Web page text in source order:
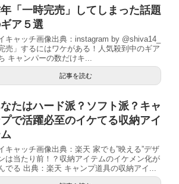
年「一時完売」してしまった話題
ア５選
キャッチ画像出典：instagram by @shiva14_
完売」するにはワケがある！人気殺到中のギア
キャンパーの数だけキ...
記事を読む
たはハード派？ソフト派？キャ
で活躍必至のイケてる収納アイ
キャッチ画像出典：楽天 家でも”映える”デザ
は当たり前！？収納アイテムのイケメン化が
でる 出典：楽天 キャンプ道具の収納アイ...